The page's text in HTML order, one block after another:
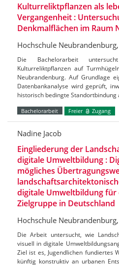
Kulturreliktpflanzen als
Vergangenheit :
Denkmalflächen im Raum
Hochschule
Die Bachelorarbeit
Kulturreliktpflanzen auf
Neubrandenburg. Auf Grundlage
Datenbankanalyse wird geprüft,
historisch bedingte
Bachelorarbeit Freier Zugang
Nadine Jacob
Eingliederung der
digitale Umweltbildung :
mögliches
digitale Umweltbildung für
Zielgruppe in Deutschland
Hochschule
Die Arbeit untersucht, wie
visuell in digitale
Ziel ist es, Jugendlichen fundiertes
künftig konstruktiv an urbanen